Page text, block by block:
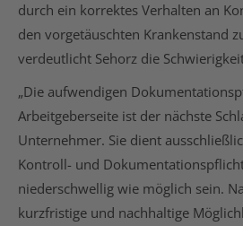
durch ein korrektes Verhalten an
den vorgetäuschten Krankenstand
verdeutlicht Sehorz die
„Die aufwendigen
Arbeitgeberseite ist der nächste
Unternehmer. Sie dient
Kontroll- und
niederschwellig wie möglich sein.
kurzfristige und nachhaltige